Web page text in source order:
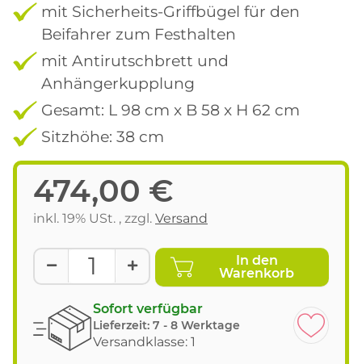
mit Sicherheits-Griffbügel für den
Beifahrer zum Festhalten
mit Antirutschbrett und
Anhängerkupplung
Gesamt: L 98 cm x B 58 x H 62 cm
Sitzhöhe: 38 cm
474,00 €
inkl. 19% USt. , zzgl. Versand
In den
Warenkorb
Sofort verfügbar
Lieferzeit: 7 - 8 Werktage
Versandklasse: 1